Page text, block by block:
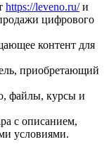
https://leveno.ru/и
цифрового
контент для
приобретающий
файлы, курсы и
с описанием,
условиями.